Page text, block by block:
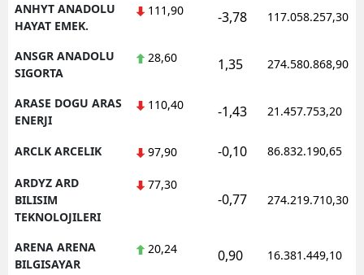
ANHYT ANADOLU
HAYAT EMEK.
111,90 -3,78 117.058.257,30
ANSGR ANADOLU
SIGORTA
28,60 1,35 274.580.868,90
ARASE DOGU ARAS
ENERJI
110,40 -1,43 21.457.753,20
ARCLK ARCELIK 97,90 -0,10 86.832.190,65
ARDYZ ARD
BILISIM
TEKNOLOJILERI
77,30
-0,77 274.219.710,30
ARENA ARENA
BILGISAYAR
20,24 0,90 16.381.449,10